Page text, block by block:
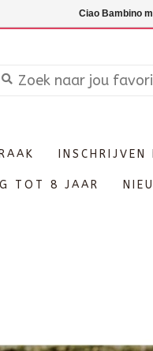
TOT 8 JAAR
Ciao Bambino